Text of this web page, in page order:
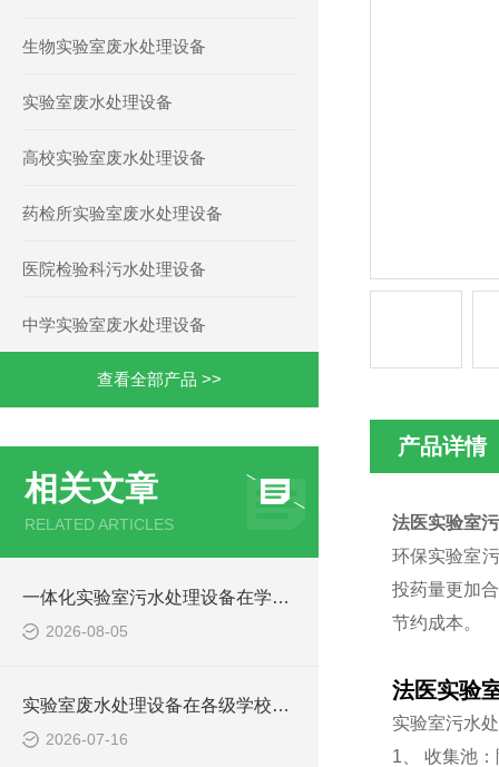
生物实验室废水处理设备
实验室废水处理设备
高校实验室废水处理设备
药检所实验室废水处理设备
医院检验科污水处理设备
中学实验室废水处理设备
查看全部产品 >>
相关文章
RELATED ARTICLES
一体化实验室污水处理设备在学校化学实验室的应用
2026-08-05
实验室废水处理设备在各级学校的应用
2026-07-16
产品详情
法医实验室
环保实验室
投药量更加
节约成本。
法医实验
实验室污水
1、 收集池